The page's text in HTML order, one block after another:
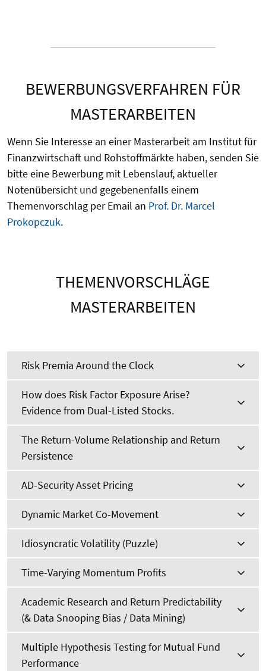
BEWERBUNGSVERFAHREN FÜR
MASTERARBEITEN
Wenn Sie Interesse an einer Masterarbeit am Institut für
Finanzwirtschaft und Rohstoffmärkte haben, senden Sie
bitte eine Bewerbung mit Lebenslauf, aktueller
Notenübersicht und gegebenenfalls einem
Themenvorschlag per Email an Prof. Dr. Marcel
Prokopczuk.
THEMENVORSCHLÄGE
MASTERARBEITEN
Risk Premia Around the Clock
How does Risk Factor Exposure Arise?
Evidence from Dual-Listed Stocks.
The Return-Volume Relationship and Return
Persistence
AD-Security Asset Pricing
Dynamic Market Co-Movement
Idiosyncratic Volatility (Puzzle)
Time-Varying Momentum Profits
Academic Research and Return Predictability
(& Data Snooping Bias / Data Mining)
Multiple Hypothesis Testing for Mutual Fund
Performance